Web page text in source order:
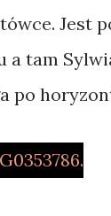
Jest
a tam
po